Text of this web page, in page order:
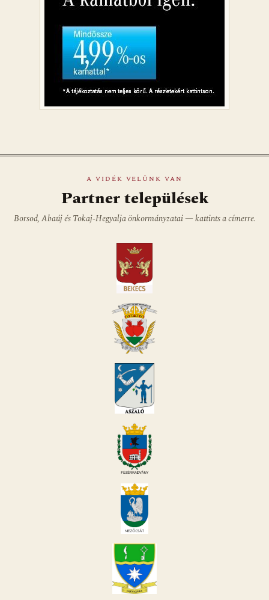
A VIDÉK VELÜNK VAN
Partner települések
Borsod, Abaúj és Tokaj-Hegyalja önkormányzatai — kattints a címerre.